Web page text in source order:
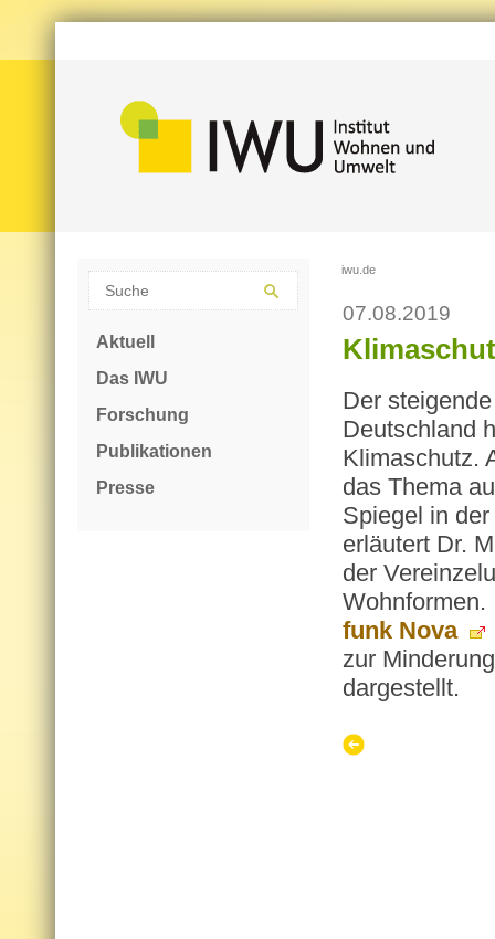
Aktuell
Das IWU
Forschung
Publikationen
Presse
iwu.de
07.08.2019
Der
Deutschland
Klimaschutz.
das Thema
Spiegel in
erläutert Dr.
der
funk Nova
zur
darge­stellt.